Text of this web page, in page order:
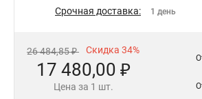
Срочная доставка: 1 день
26 484,85 ₽ Скидка 34%
17 480,00 ₽
Цена за 1 шт.